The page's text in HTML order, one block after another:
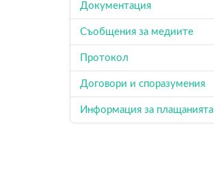
Документация
Съобщения за медиите
Протокол
Договори и споразумения
Информация за плащанията